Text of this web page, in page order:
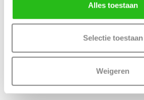
Alles toestaan
Selectie toestaan
Weigeren
Inhoud Skantrae hang- en
(exclusief voor SlimSeries